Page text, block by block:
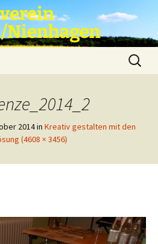
Suche
nach:
2014in Kreativ gestalten mit den
(4608 × 3456)